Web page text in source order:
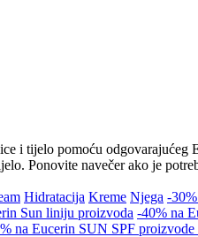
i tijelo pomoću odgovarajućeg
Ponovite navečer ako je
Hidratacija Kreme Njega -
Sun liniju proizvoda -40% na
na Eucerin SUN SPF proizvode